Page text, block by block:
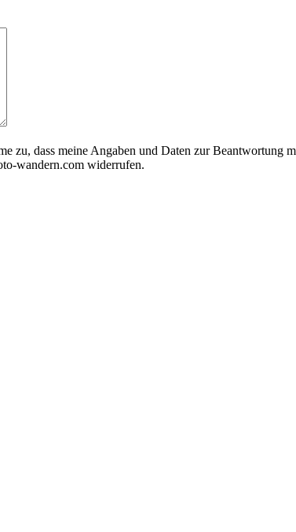
zu, dass meine Angaben und Daten zur Beantwortung
wandern.com widerrufen.